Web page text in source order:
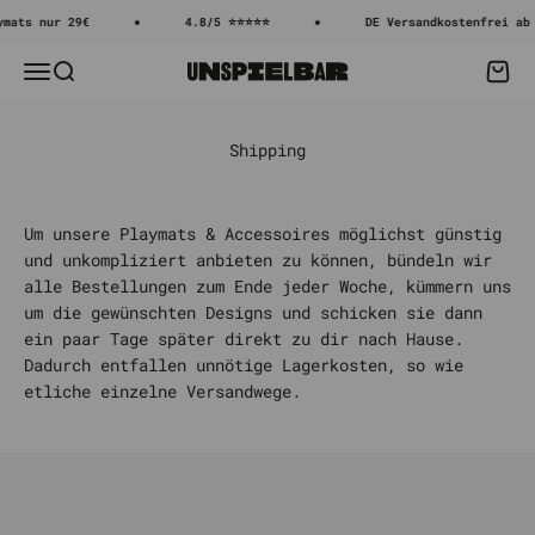
nur 29€ 4.8/5 ⭐⭐⭐⭐⭐ DE Versandkostenfrei ab
MenüSuche Unspielbar
Shipping
Um unsere Playmats & Accessoires möglichst günstig
und unkompliziert anbieten zu können, bündeln wir
alle Bestellungen zum Ende jeder Woche, kümmern uns
um die gewünschten Designs und schicken sie dann
ein paar Tage später direkt zu dir nach Hause.
Dadurch entfallen unnötige Lagerkosten, so wie
etliche einzelne Versandwege.